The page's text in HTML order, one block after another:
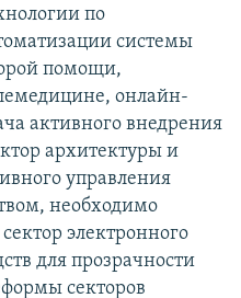
по
системы
помощи,
онлайн-
активного внедрения
архитектуры и
управления
необходимо
электронного
для прозрачности
секторов